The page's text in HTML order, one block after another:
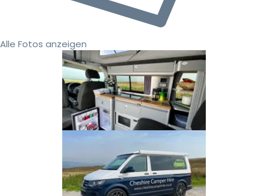
Alle Fotos anzeigen